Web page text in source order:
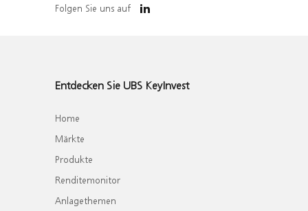
Folgen Sie uns auf
Entdecken Sie UBS KeyInvest
Home
Märkte
Produkte
Renditemonitor
Anlagethemen